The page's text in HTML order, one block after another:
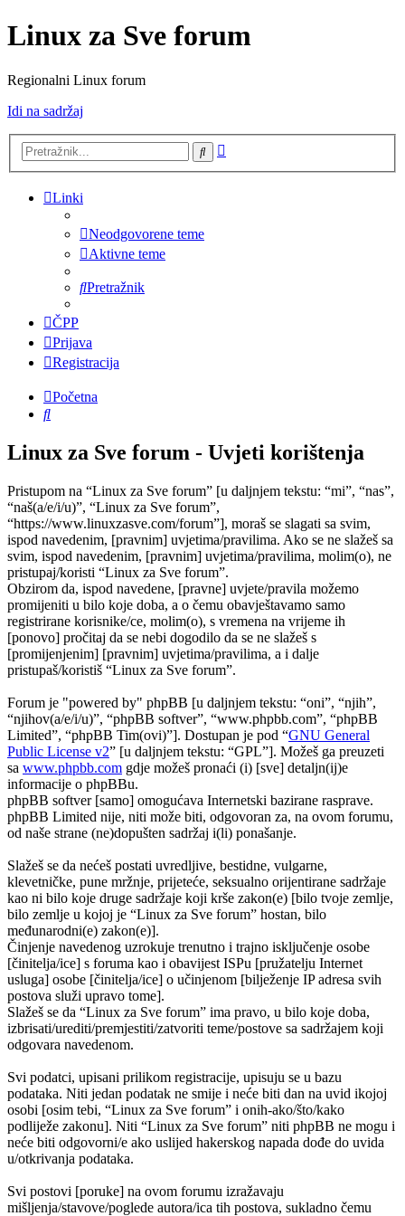
Linux za Sve forum
Regionalni Linux forum
Idi na sadržaj
Pretražnik
Linki
Neodgovorene teme
Aktivne teme
Pretražnik
ČPP
Prijava
Registracija
Početna
Pretražnik
Linux za Sve forum - Uvjeti korištenja
Pristupom na “Linux za Sve forum” [u daljnjem tekstu: “mi”, “nas”,
“naš(a/e/i/u)”, “Linux za Sve forum”,
“https://www.linuxzasve.com/forum”], moraš se slagati sa svim,
ispod navedenim, [pravnim] uvjetima/pravilima. Ako se ne slažeš sa
svim, ispod navedenim, [pravnim] uvjetima/pravilima, molim(o), ne
pristupaj/koristi “Linux za Sve forum”.
Obzirom da, ispod navedene, [pravne] uvjete/pravila možemo
promijeniti u bilo koje doba, a o čemu obavještavamo samo
registrirane korisnike/ce, molim(o), s vremena na vrijeme ih
[ponovo] pročitaj da se nebi dogodilo da se ne slažeš s
[promijenjenim] [pravnim] uvjetima/pravilima, a i dalje
pristupaš/koristiš “Linux za Sve forum”.
Forum je "powered by" phpBB [u daljnjem tekstu: “oni”, “njih”,
“njihov(a/e/i/u)”, “phpBB softver”, “www.phpbb.com”, “phpBB
Limited”, “phpBB Tim(ovi)”]. Dostupan je pod “GNU General
Public License v2” [u daljnjem tekstu: “GPL”]. Možeš ga preuzeti
sa www.phpbb.com gdje možeš pronaći (i) [sve] detaljn(ij)e
informacije o phpBBu.
phpBB softver [samo] omogućava Internetski bazirane rasprave.
phpBB Limited nije, niti može biti, odgovoran za, na ovom forumu,
od naše strane (ne)dopušten sadržaj i(li) ponašanje.
Slažeš se da nećeš postati uvredljive, bestidne, vulgarne,
klevetničke, pune mržnje, prijeteće, seksualno orijentirane sadržaje
kao ni bilo koje druge sadržaje koji krše zakon(e) [bilo tvoje zemlje,
bilo zemlje u kojoj je “Linux za Sve forum” hostan, bilo
međunarodni(e) zakon(e)].
Činjenje navedenog uzrokuje trenutno i trajno isključenje osobe
[činitelja/ice] s foruma kao i obavijest ISPu [pružatelju Internet
usluga] osobe [činitelja/ice] o učinjenom [bilježenje IP adresa svih
postova služi upravo tome].
Slažeš se da “Linux za Sve forum” ima pravo, u bilo koje doba,
izbrisati/urediti/premjestiti/zatvoriti teme/postove sa sadržajem koji
odgovara navedenom.
Svi podatci, upisani prilikom registracije, upisuju se u bazu
podataka. Niti jedan podatak ne smije i neće biti dan na uvid ikojoj
osobi [osim tebi, “Linux za Sve forum” i onih-ako/što/kako
podliježe zakonu]. Niti “Linux za Sve forum” niti phpBB ne mogu i
neće biti odgovorni/e ako uslijed hakerskog napada dođe do uvida
u/otkrivanja podataka.
Svi postovi [poruke] na ovom forumu izražavaju
mišljenja/stavove/poglede autora/ica tih postova, sukladno čemu